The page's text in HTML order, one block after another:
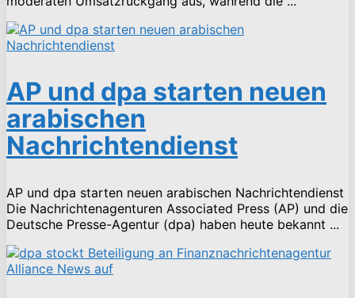
AP und dpa starten neuen
arabischen
Nachrichtendienst
AP und dpa starten neuen arabischen Nachrichtendienst
Die Nachrichtenagenturen Associated Press (AP) und die
Deutsche Presse-Agentur (dpa) haben heute bekannt ...